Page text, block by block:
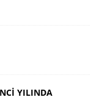
YILINDA